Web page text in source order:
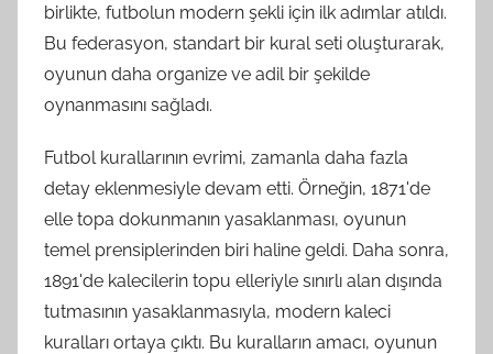
birlikte, futbolun modern şekli için ilk adımlar atıldı.
Bu federasyon, standart bir kural seti oluşturarak,
oyunun daha organize ve adil bir şekilde
oynanmasını sağladı.
Futbol kurallarının evrimi, zamanla daha fazla
detay eklenmesiyle devam etti. Örneğin, 1871'de
elle topa dokunmanın yasaklanması, oyunun
temel prensiplerinden biri haline geldi. Daha sonra,
1891'de kalecilerin topu elleriyle sınırlı alan dışında
tutmasının yasaklanmasıyla, modern kaleci
kuralları ortaya çıktı. Bu kuralların amacı, oyunun